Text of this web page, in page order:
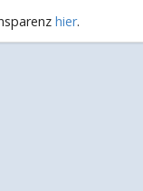
hier.